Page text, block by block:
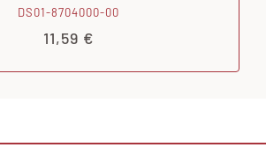
DS01-8704000-00
11,59 €